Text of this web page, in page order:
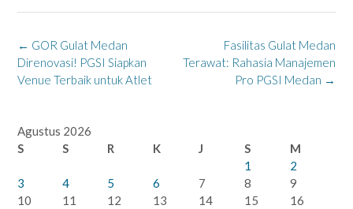
Post
navigation
Fasilitas Gulat Medan
Terawat: Rahasia Manajemen
Pro PGSI Medan →
← GOR Gulat Medan
Direnovasi! PGSI Siapkan
Venue Terbaik untuk Atlet
Agustus 2026
S
S R K J S
M
1
2
3
4 5 6 7 8
9
10
11 12 13 14 15
16